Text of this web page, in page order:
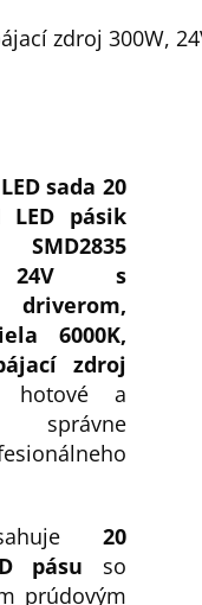
zdroj 300W,
sada 20
LED pásik
SMD2835
24V s
driverom,
6000K,
zdroj
hotové a
správne
20
pásu so
prúdovým